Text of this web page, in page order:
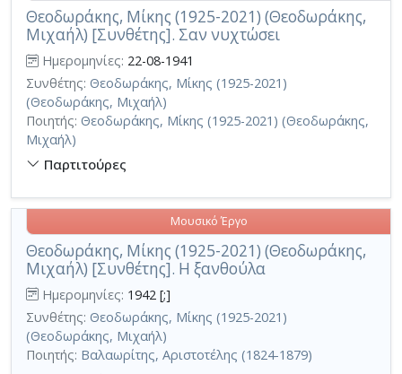
Θεοδωράκης, Μίκης (1925-2021) (Θεοδωράκης,
Μιχαήλ) [Συνθέτης]. Σαν νυχτώσει
Ημερομηνίες: 22-08-1941
Συνθέτης: Θεοδωράκης, Μίκης (1925-2021)
(Θεοδωράκης, Μιχαήλ)
Ποιητής: Θεοδωράκης, Μίκης (1925-2021) (Θεοδωράκης,
Μιχαήλ)
Παρτιτούρες
Θεοδωράκης, Μίκης (1925-2021) (Θεοδωράκης,
Μιχαήλ) [Συνθέτης]. Η ξανθούλα
Μουσικό Έργο
Ημερομηνίες: 1942 [;]
Συνθέτης: Θεοδωράκης, Μίκης (1925-2021)
(Θεοδωράκης, Μιχαήλ)
Ποιητής: Βαλαωρίτης, Αριστοτέλης (1824-1879)